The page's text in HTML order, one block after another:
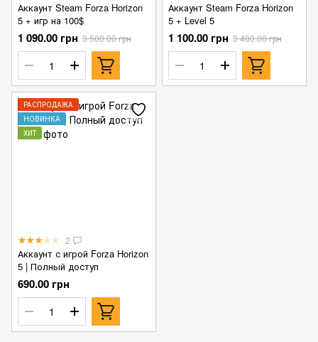
Аккаунт Steam Forza Horizon
5 + игр на 100$
1 090.00 грн 3 500.00 грн
Аккаунт Steam Forza Horizon
5 + Level 5
1 100.00 грн 3 400.00 грн
РАСПРОДАЖА
НОВИНКА
ХИТ
2
Аккаунт с игрой Forza Horizon
5 | Полный доступ
690.00 грн